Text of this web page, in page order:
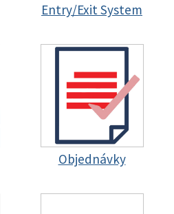
Entry/Exit System
Objednávky